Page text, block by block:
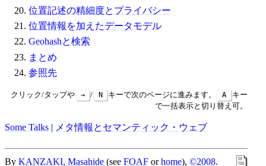
位置記述の精細度とプライバシー
位置情報を加えたデータモデル
Geohashと検索
まとめ
参照先
クリック/タップや → / N キーで次のページに進みます。 A
キー
で一括表示と切り替え可。
Some Talks | メタ情報とセマンティック・ウェブ
By KANZAKI, Masahide (see FOAF orhome), ©2008.